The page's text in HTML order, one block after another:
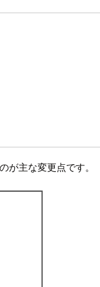
主な変更点です。